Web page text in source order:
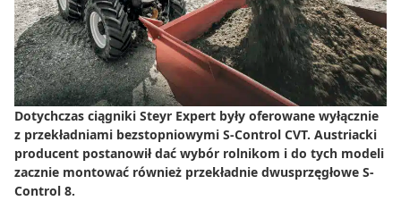
Dealerzy
Ze świata techniki rolniczej
Dotychczas ciągniki Steyr Expert były oferowane wyłącznie
z przekładniami bezstopniowymi S-Control CVT. Austriacki
producent postanowił dać wybór rolnikom i do tych modeli
zacznie montować również przekładnie dwusprzęgłowe S-
Control 8.